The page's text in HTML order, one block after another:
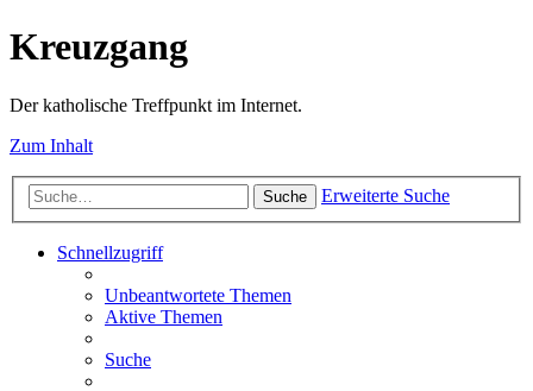
Kreuzgang
Der katholische Treffpunkt im Internet.
Zum Inhalt
Suche Erweiterte Suche
Schnellzugriff
Unbeantwortete Themen
Aktive Themen
Suche